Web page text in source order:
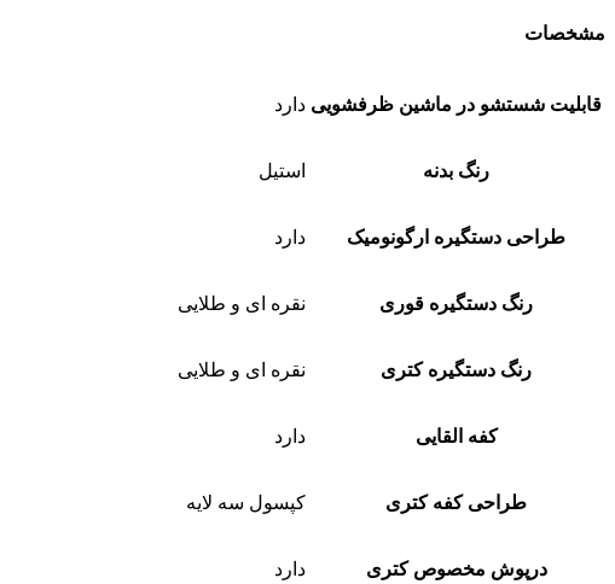
مشخصات
قابلیت شستشو در ماشین ظرفشویی دارد
رنگ بدنه استیل
طراحی دستگیره ارگونومیک دارد
رنگ دستگیره قوری نقره ای و طلایی
رنگ دستگیره کتری نقره ای و طلایی
کفه القایی دارد
طراحی کفه کتری کپسول سه لایه
درپوش مخصوص کتری دارد